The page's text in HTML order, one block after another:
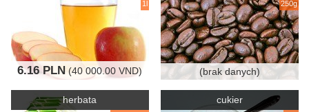
1l
6.16 PLN (40 000.00 VND)
250g
(brak danych)
herbata cukier